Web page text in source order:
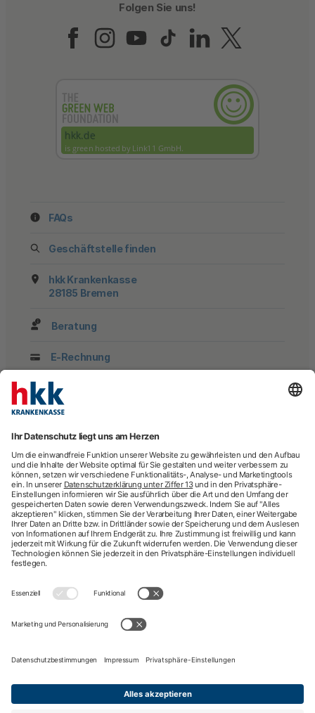
Folgen Sie uns!
Folgen Sie uns auf
Folgen Sie uns auf
Folgen Sie uns
Folgen Sie
Folgen
FAQs
Geschäftstelle finden
hkk Krankenkasse
28185 Bremen
Beratung
E-Rechnung
Newsletter
hkk-Services
Arztsuche
Arzttermin-Service
Behandlungsfehler
hkk med Hotline
ICD-Diagnosesuche
Krankenhaussuche
Medizinische Videosprechstunde
Pflegesuche
Sporttelefon
Zweitmeinung
Datenschutzbestimmungen